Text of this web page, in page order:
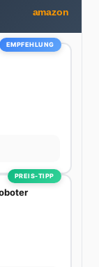
schonamazon
EMPFEHLUNG
PREIS-TIPP